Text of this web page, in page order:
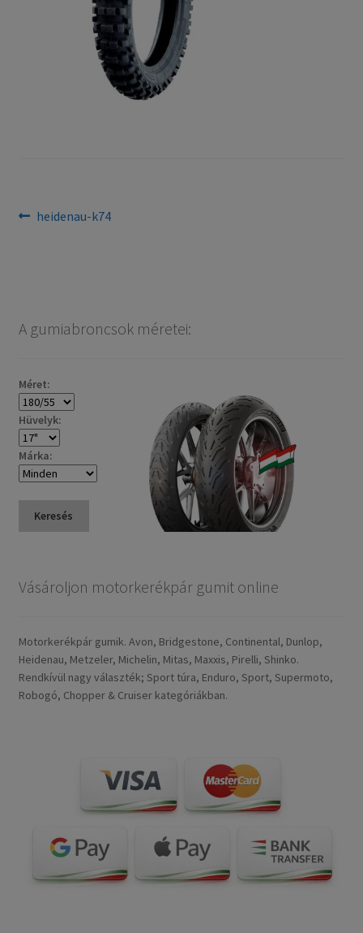
Bejegyzés
Previous
heidenau-k74
A gumiabroncsok méretei:
Méret:
Hüvelyk:
Márka:
Keresés
Vásároljon motorkerékpár gumit online
Motorkerékpár gumik. Avon, Bridgestone, Continental, Dunlop,
Heidenau, Metzeler, Michelin, Mitas, Maxxis, Pirelli, Shinko.
Rendkívül nagy választék; Sport túra, Enduro, Sport, Supermoto,
Robogó, Chopper & Cruiser kategóriákban.